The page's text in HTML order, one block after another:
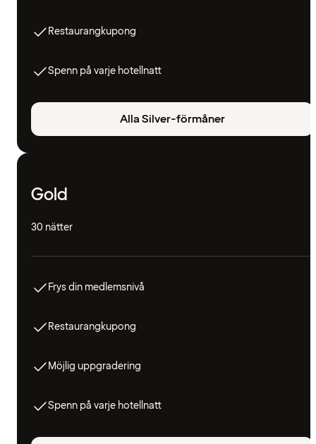
Restaurangkupong
Spenn på varje hotellnatt
Alla Silver-förmåner
Gold
30 nätter
Frys din medlemsnivå
Restaurangkupong
Möjlig uppgradering
Spenn på varje hotellnatt